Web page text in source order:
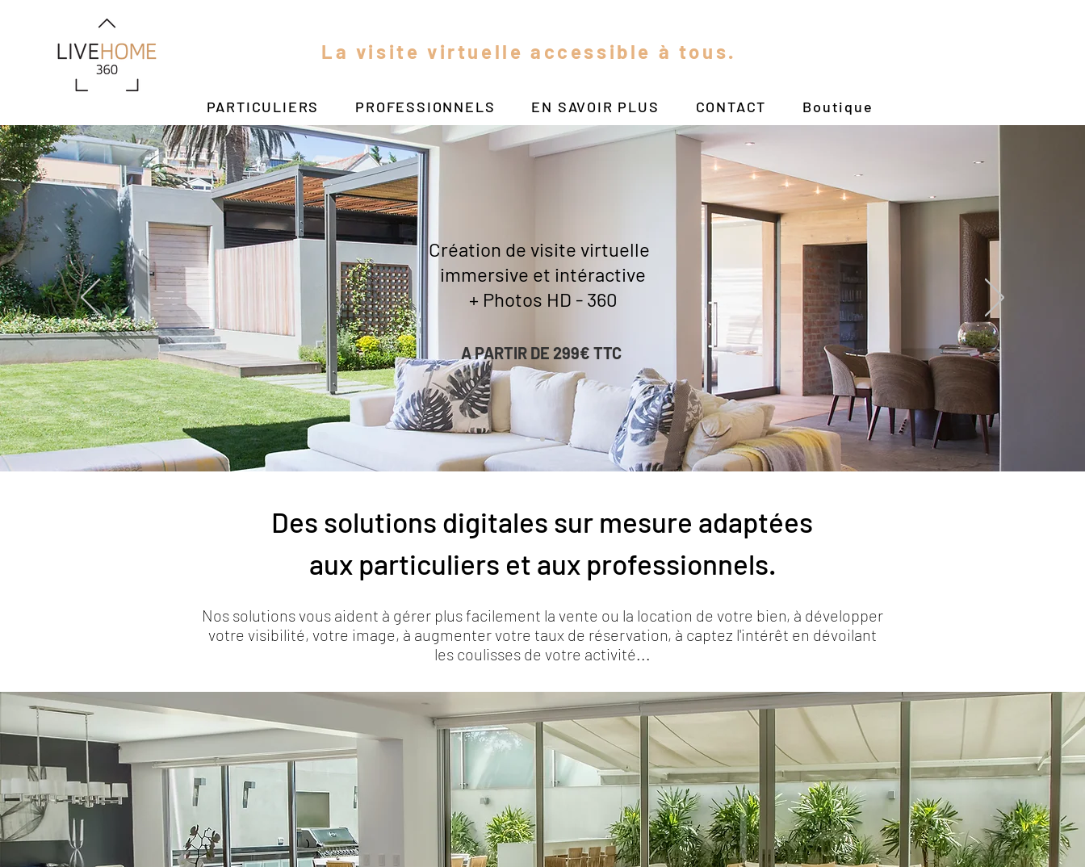
La visite virtuelle accessible à tous.
PARTICULIERS PROFESSIONNELS EN SAVOIR PLUS CONTACT Boutique
Création de visite virtuelle
immersive et intéractive
+ Photos HD - 360
A PARTIR DE 299€ TTC
Des solutions digitales sur mesure adaptées
aux particuliers et aux professionnels.
Nos solutions vous aident à gérer plus facilement la vente ou la location de votre bien, à développer
votre visibilité, votre image, à augmenter votre taux de réservation, à captez l'intérêt en dévoilant
les coulisses de votre activité...